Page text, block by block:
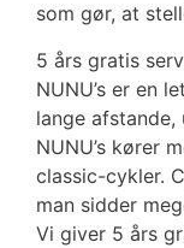
som gør, at
5 års gratis
NUNU’s er en
lange
NUNU’s kører
classic-cykler.
man sidder
Vi giver 5 års